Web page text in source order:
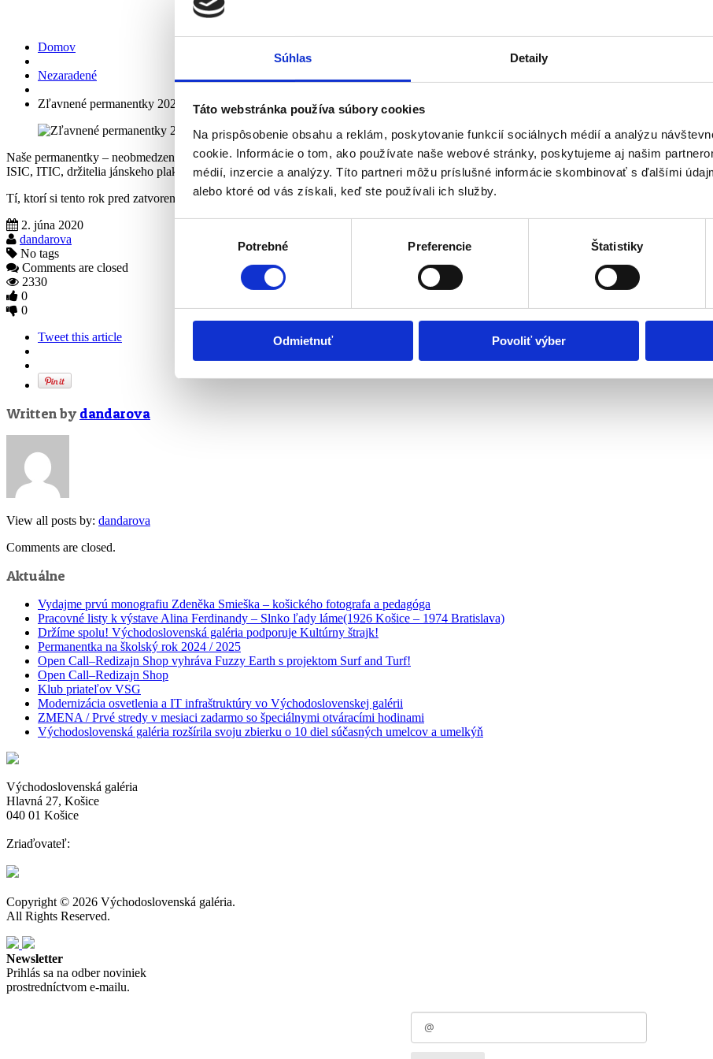
Súhlas Detaily
Táto webstránka používa súbory cookies
Na prispôsobenie obsahu a reklám, poskytovanie funkcií sociálnych médií a analýzu
cookie. Informácie o tom, ako používate naše webové stránky, poskytujeme aj našim
médií, inzercie a analýzy. Títo partneri môžu príslušné informácie skombinovať s ďalšími
alebo ktoré od vás získali, keď ste používali ich služby.
Potrebné Preferencie Štatistiky
Odmietnuť Povoliť výber
Zľavnené permanentky 2020
Domov
Nezaradené
Zľavnené permanentky 2020
Naše permanentky – neobmedzené vstupy do galérie (platí pre výstavy v oboch budovách VSG), vám teraz ponúkame za polovičné ceny
ISIC, ITIC, držitelia jánskeho plakety) za 10€ (pôvodne 20€). Ich platnosť je do konca januára 2021. Zakúpiť si ich môžete na vrátnici sídla
Tí, ktorí si tento rok pred zatvorením galérie v dôsledku opatrení súvisiacich s pandémiou permanentky už zakúpili, od nás dostanú vybranú
2. júna 2020
dandarova
No tags
Comments are closed
2330
0
0
Tweet this article
Written by dandarova
View all posts by: dandarova
Comments are closed.
Aktuálne
Vydajme prvú monografiu Zdeněka Smieška – košického fotografa a pedagóga
Pracovné listy k výstave Alina Ferdinandy – Slnko ľady láme(1926 Košice – 1974 Bratislava)
Držíme spolu! Východoslovenská galéria podporuje Kultúrny štrajk!
Permanentka na školský rok 2024 / 2025
Open Call–Redizajn Shop vyhráva Fuzzy Earth s projektom Surf and Turf!
Open Call–Redizajn Shop
Klub priateľov VSG
Modernizácia osvetlenia a IT infraštruktúry vo Východoslovenskej galérii
ZMENA / Prvé stredy v mesiaci zadarmo so špeciálnymi otváracími hodinami
Východoslovenská galéria rozšírila svoju zbierku o 10 diel súčasných umelcov a umelkýň
Východoslovenská galéria
Hlavná 27, Košice
040 01 Košice
Zriaďovateľ:
Copyright © 2026 Východoslovenská galéria.
All Rights Reserved.
Newsletter
Prihlás sa na odber noviniek
prostredníctvom e-mailu.